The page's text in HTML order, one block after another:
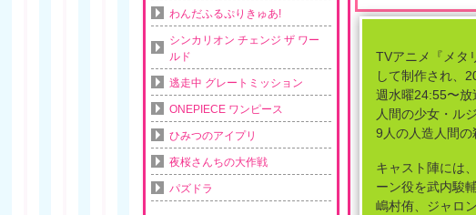
TVアニメ『メタ
して制作され、
週水曜24:55〜放
人間の少女・ル
9人の人造人間の
キャスト陣には
ーン役を武内駿
嶋村侑、ジャロ
わんだふるぷりきゅあ!
シンカリオン チェンジ ザ ワー
ルド
逃走中 グレートミッション
ONEPIECE ワンピース
ひみつのアイプリ
夜桜さんちの大作戦
パズドラ